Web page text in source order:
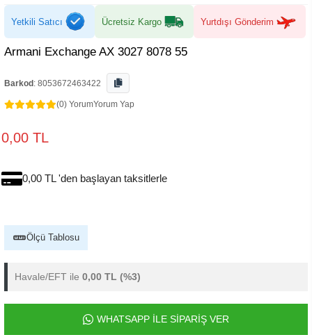
Yetkili Satıcı Ücretsiz Kargo Yurtdışı Gönderim
Armani Exchange AX 3027 8078 55
Barkod : 8053672463422
(0) YorumYorum Yap
0,00 TL
0,00 TL 'den başlayan taksitlerle
Ölçü Tablosu
Havale/EFT ile 0,00 TL (%3)
WHATSAPP İLE SİPARİŞ VER